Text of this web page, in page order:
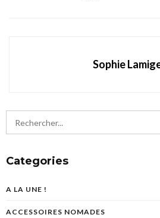
Sophie
Categories
A LA UNE !
ACCESSOIRES NOMADES